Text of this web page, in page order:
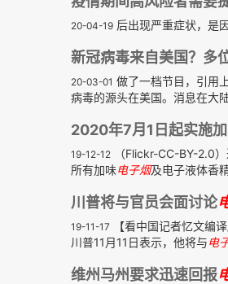
20-04-19 后出现严重症状，是
新冠病毒来自美国？多
20-03-01 做了一档节目，引用
病毒的源头在美国。消息在大
2020年7月1日起实施
19-12-12 （Flickr-CC-BY-2.0
所有加味电子烟及电子液体香
川普将与官员会面讨论
19-11-17 【看中国记者忆文编译
川普11月11日表示，他将与电
维州马州要求迅速回报